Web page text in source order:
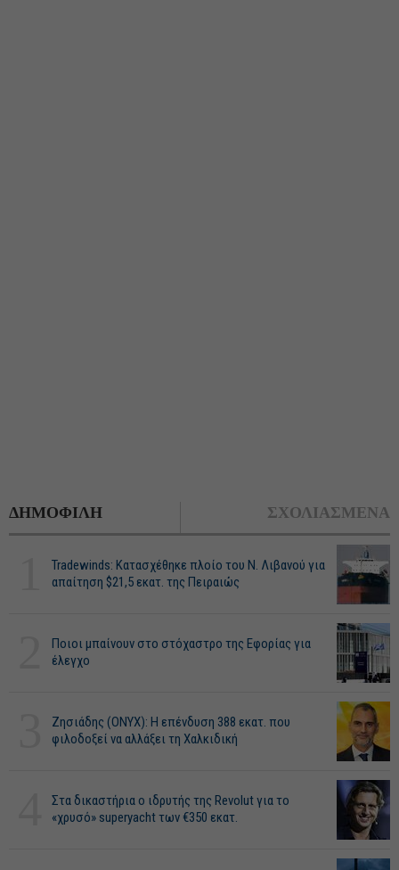
ΔΗΜΟΦΙΛΗ ΣΧΟΛΙΑΣΜΕΝΑ
Tradewinds: Κατασχέθηκε πλοίο του Ν. Λιβανού για
απαίτηση $21,5 εκατ. της Πειραιώς
Ποιοι μπαίνουν στο στόχαστρο της Εφορίας για
έλεγχο
Ζησιάδης (ONYX): Η επένδυση 388 εκατ. που
φιλοδοξεί να αλλάξει τη Χαλκιδική
Στα δικαστήρια ο ιδρυτής της Revolut για το
«χρυσό» superyacht των €350 εκατ.